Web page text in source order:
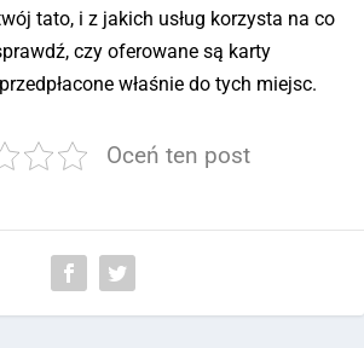
tato, i z jakich usług korzysta na co
czy oferowane są karty
właśnie do tych miejsc.
Oceń ten post